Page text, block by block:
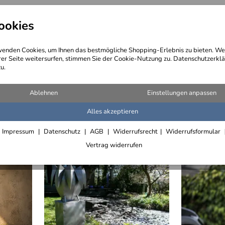
Cookies, um Ihnen das bestmögliche Shopping-Erlebnis zu bieten.
Seite weitersurfen, stimmen Sie der Cookie-Nutzung zu.
Ablehnen Einstellungen anpassen
Alles akzeptieren
Impressum Datenschutz AGB Widerrufsrecht
Widerrufsformular
Vertrag widerrufen
Wegebeschreibung @
und lackiert (12 Artikel)